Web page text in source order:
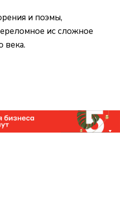
и поэмы,
ис сложное
века.